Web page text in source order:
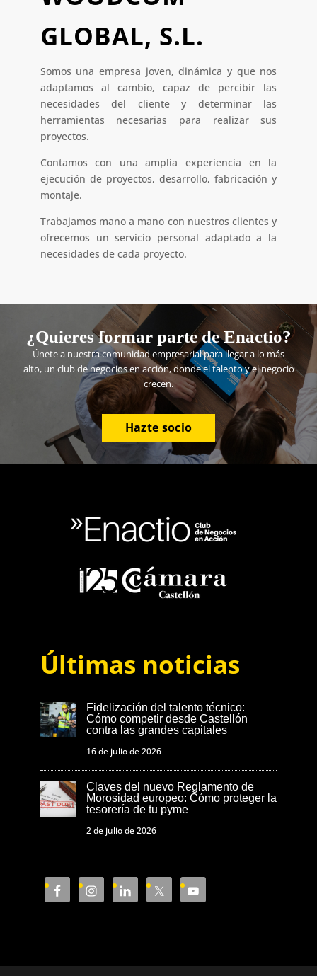
GLOBAL, S.L.
Somos una empresa joven, dinámica y que nos
adaptamos al cambio, capaz de percibir las
necesidades del cliente y determinar las
herramientas necesarias para realizar sus
proyectos.
Contamos con una amplia experiencia en la
ejecución de proyectos, desarrollo, fabricación y
montaje.
Trabajamos mano a mano con nuestros clientes y
ofrecemos un servicio personal adaptado a la
necesidades de cada proyecto.
¿Quieres formar parte de Enactio?
Únete a nuestra comunidad empresarial para llegar a lo más
alto, un club de negocios en acción, donde el talento y el negocio
crecen.
Hazte socio
Últimas noticias
Fidelización del talento técnico:
Cómo competir desde Castellón
contra las grandes capitales
16 de julio de 2026
Claves del nuevo Reglamento de
Morosidad europeo: Cómo proteger la
tesorería de tu pyme
2 de julio de 2026